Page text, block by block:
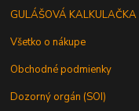
GULÁŠOVÁ KALKULAČKA
Všetko o nákupe
Obchodné podmienky
Dozorný orgán (SOI)